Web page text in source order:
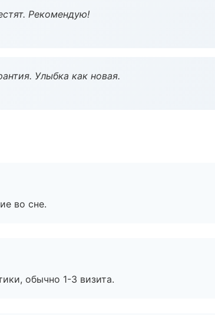
Рекомендую!
Улыбка как новая.
во сне.
обычно 1-3 визита.